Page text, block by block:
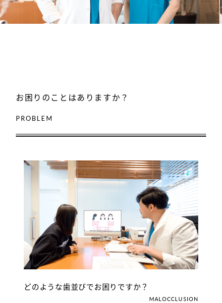
お困りのことはありますか？
PROBLEM
どのような歯並びでお困りですか？
MALOCCLUSION